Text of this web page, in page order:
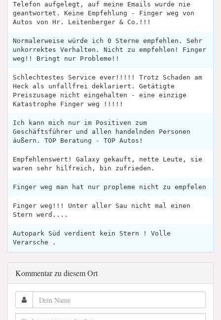
Telefon aufgelegt, auf meine Emails wurde nie
geantwortet. Keine Empfehlung - Finger weg von
Autos von Hr. Leitenberger & Co.!!!
Normalerweise würde ich 0 Sterne empfehlen. Sehr
unkorrektes Verhalten. Nicht zu empfehlen! Finger
weg!! Bringt nur Probleme!!
Schlechtestes Service ever!!!!! Trotz Schaden am
Heck als unfallfrei deklariert. Getätigte
Preiszusage nicht eingehalten - eine einzige
Katastrophe Finger weg !!!!!
Ich kann mich nur im Positiven zum
Geschäftsführer und allen handelnden Personen
äußern. TOP Beratung - TOP Autos!
Empfehlenswert! Galaxy gekauft, nette Leute, sie
waren sehr hilfreich, bin zufrieden.
Finger weg man hat nur propleme nicht zu empfelen
Finger weg!!! Unter aller Sau nicht mal einen
Stern werd....
Autopark Süd verdient kein Stern ! Volle
Verarsche .
Kommentar zu diesem Ort